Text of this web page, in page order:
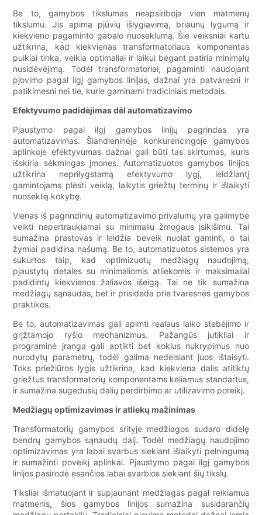
Be to, gamybos tikslumas neapsiriboja vien matmenų
tikslumu. Jis apima pjūvių išlygiavimą, briaunų lygumą ir
kiekvieno pagaminto gabalo nuoseklumą. Šie veiksniai kartu
užtikrina, kad kiekvienas transformatoriaus komponentas
puikiai tinka, veikia optimaliai ir laikui bėgant patiria minimalų
nusidėvėjimą. Todėl transformatoriai, pagaminti naudojant
pjovimo pagal ilgį gamybos linijas, dažnai yra patvaresni ir
patikimesni nei tie, kurie gaminami tradiciniais metodais.
Efektyvumo padidėjimas dėl automatizavimo
Pjaustymo pagal ilgį gamybos linijų pagrindas yra
automatizavimas. Šiandieninėje konkurencingoje gamybos
aplinkoje efektyvumas dažnai gali būti tas skirtumas, kuris
išskiria sėkmingas įmones. Automatizuotos gamybos linijos
užtikrina neprilygstamą efektyvumo lygį, leidžiantį
gamintojams plėsti veiklą, laikytis griežtų terminų ir išlaikyti
nuoseklią kokybę.
Vienas iš pagrindinių automatizavimo privalumų yra galimybė
veikti nepertraukiamai su minimaliu žmogaus įsikišimu. Tai
sumažina prastovas ir leidžia beveik nuolat gaminti, o tai
žymiai padidina našumą. Be to, automatizuotos sistemos yra
sukurtos taip, kad optimizuotų medžiagų naudojimą,
pjaustytų detales su minimaliomis atliekomis ir maksimaliai
padidintų kiekvienos žaliavos išeigą. Tai ne tik sumažina
medžiagų sąnaudas, bet ir prisideda prie tvaresnės gamybos
praktikos.
Be to, automatizavimas gali apimti realaus laiko stebėjimo ir
grįžtamojo ryšio mechanizmus. Pažangūs jutikliai ir
programinė įranga gali aptikti bet kokius nukrypimus nuo
nurodytų parametrų, todėl galima nedelsiant juos ištaisyti.
Toks priežiūros lygis užtikrina, kad kiekviena dalis atitiktų
griežtus transformatorių komponentams keliamus standartus,
ir sumažina sugedusių dalių perdirbimo ar utilizavimo poreikį.
Medžiagų optimizavimas ir atliekų mažinimas
Transformatorių gamybos srityje medžiagos sudaro didelę
bendrų gamybos sąnaudų dalį. Todėl medžiagų naudojimo
optimizavimas yra labai svarbus siekiant išlaikyti pelningumą
ir sumažinti poveikį aplinkai. Pjaustymo pagal ilgį gamybos
linijos pasirodė esančios labai svarbios siekiant šių tikslų.
Tiksliai išmatuojant ir supjaunant medžiagas pagal reikiamus
matmenis, šios gamybos linijos sumažina susidarančių